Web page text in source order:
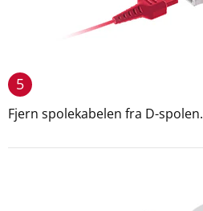
5
Fjern spolekabelen fra D-spolen.